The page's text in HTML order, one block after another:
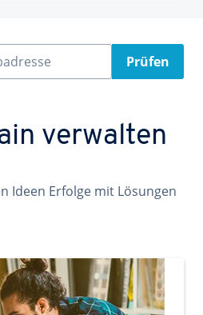
Prüfen
verwalten
Ideen Erfolge mit Lösungen